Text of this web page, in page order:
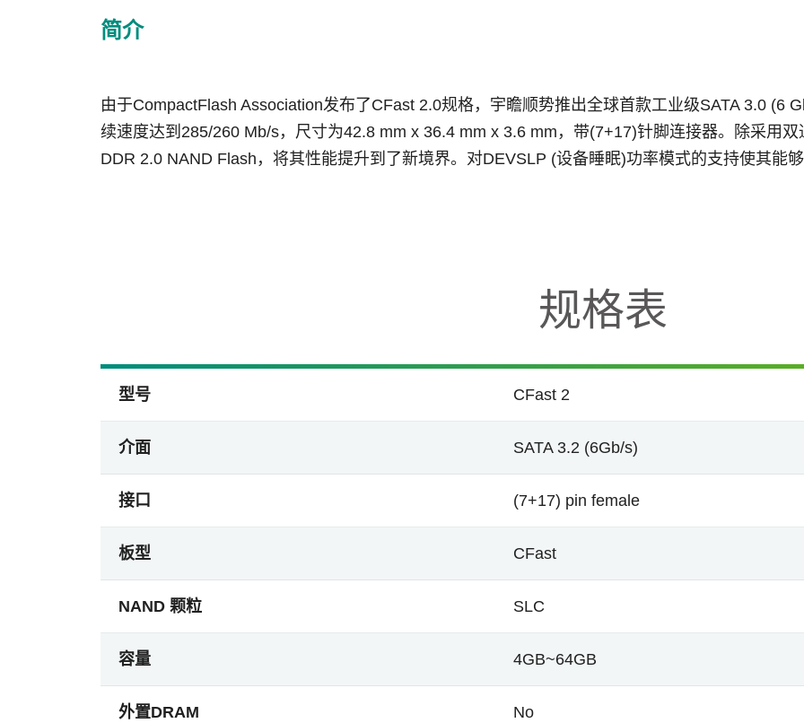
简介
由于CompactFlash Association发布了CFast 2.0规格，宇瞻顺势推出全球首款工业级SATA 3.0 (6
续速度达到 285/260 Mb/s，尺寸为42.8 mm x 36.4 mm x 3.6 mm ，带(7+17)针脚连接器。除采用
DDR 2.0 NAND Flash ，将其性能提升到了新境界。对DEVSLP (设备睡眠)功率模式的支持使其能
规格表
型号 CFast 2
介面 SATA 3.2 (6Gb/s)
接口 (7+17) pin female
板型 CFast
NAND 颗粒 SLC
容量 4GB~64GB
外置DRAM No